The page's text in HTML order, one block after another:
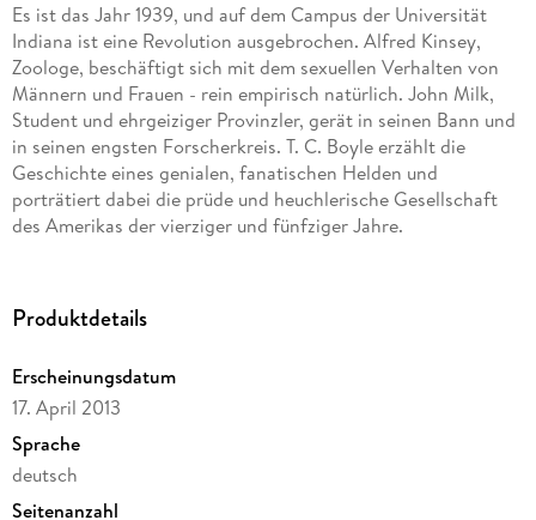
Es ist das Jahr 1939, und auf dem Campus der Universität
Indiana ist eine Revolution ausgebrochen. Alfred Kinsey,
Zoologe, beschäftigt sich mit dem sexuellen Verhalten von
Männern und Frauen - rein empirisch natürlich. John Milk,
Student und ehrgeiziger Provinzler, gerät in seinen Bann und
in seinen engsten Forscherkreis. T. C. Boyle erzählt die
Geschichte eines genialen, fanatischen Helden und
porträtiert dabei die prüde und heuchlerische Gesellschaft
des Amerikas der vierziger und fünfziger Jahre.
Produktdetails
Erscheinungsdatum
17. April 2013
Sprache
deutsch
Seitenanzahl